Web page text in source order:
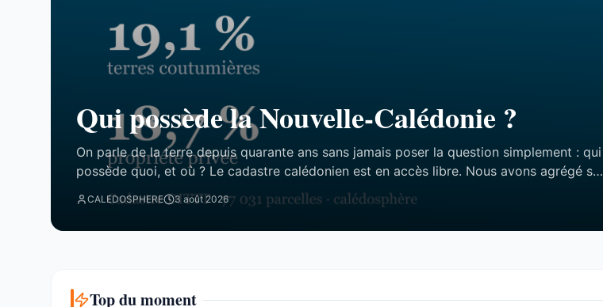
Qui possède la Nouvelle-Calédonie ?
On parle de la terre depuis quarante ans sans jamais poser la question simplement : qui
possède quoi, et où ? Le cadastre calédonien est en accès libre. Nous avons agrégé ses
77 031 parcelles. Le résultat tient en trois chiffres — et aucun des trois n’est celui qu’on
attend. Trois blocs, et un malentendu ...
CALEDOSPHERE 3 août 2026
Top du moment